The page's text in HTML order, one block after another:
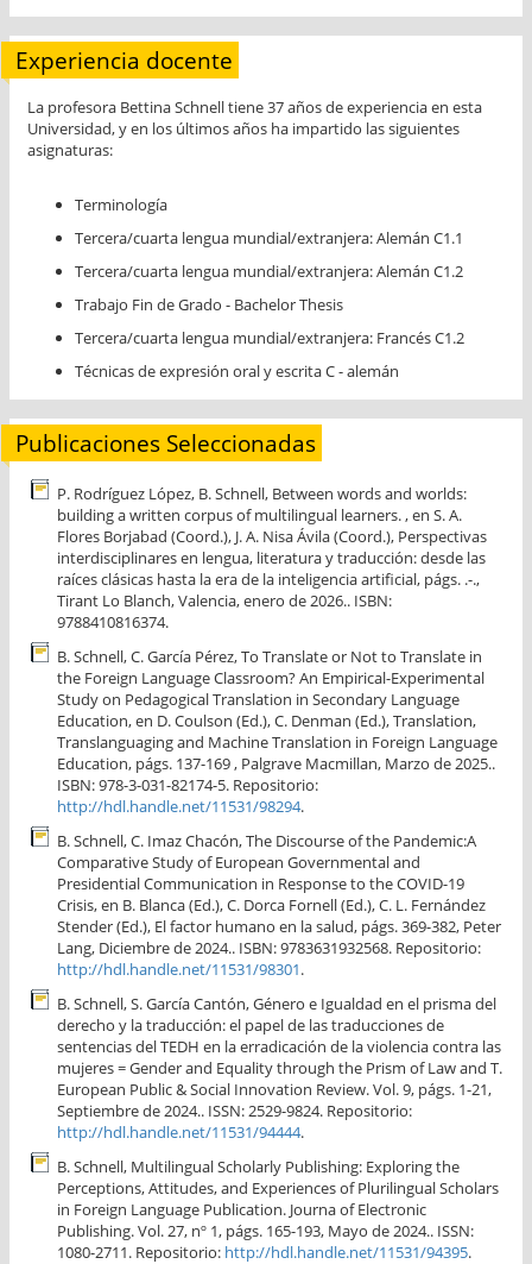
Experiencia docente
La profesora Bettina Schnell tiene 37 años de experiencia en esta
Universidad, y en los últimos años ha impartido las siguientes
asignaturas:
Terminología
Tercera/cuarta lengua mundial/extranjera: Alemán C1.1
Tercera/cuarta lengua mundial/extranjera: Alemán C1.2
Trabajo Fin de Grado - Bachelor Thesis
Tercera/cuarta lengua mundial/extranjera: Francés C1.2
Técnicas de expresión oral y escrita C - alemán
Publicaciones Seleccionadas
P. Rodríguez López, B. Schnell, Between words and worlds:
building a written corpus of multilingual learners. , en S. A.
Flores Borjabad (Coord.), J. A. Nisa Ávila (Coord.), Perspectivas
interdisciplinares en lengua, literatura y traducción: desde las
raíces clásicas hasta la era de la inteligencia artificial, págs. .-.,
Tirant Lo Blanch, Valencia, enero de 2026.. ISBN:
9788410816374.
B. Schnell, C. García Pérez, To Translate or Not to Translate in
the Foreign Language Classroom? An Empirical-Experimental
Study on Pedagogical Translation in Secondary Language
Education, en D. Coulson (Ed.), C. Denman (Ed.), Translation,
Translanguaging and Machine Translation in Foreign Language
Education, págs. 137-169 , Palgrave Macmillan, Marzo de 2025..
ISBN: 978-3-031-82174-5. Repositorio:
http://hdl.handle.net/11531/98294.
B. Schnell, C. Imaz Chacón, The Discourse of the Pandemic:A
Comparative Study of European Governmental and
Presidential Communication in Response to the COVID-19
Crisis, en B. Blanca (Ed.), C. Dorca Fornell (Ed.), C. L. Fernández
Stender (Ed.), El factor humano en la salud, págs. 369-382, Peter
Lang, Diciembre de 2024.. ISBN: 9783631932568. Repositorio:
http://hdl.handle.net/11531/98301.
B. Schnell, S. García Cantón, Género e Igualdad en el prisma del
derecho y la traducción: el papel de las traducciones de
sentencias del TEDH en la erradicación de la violencia contra las
mujeres = Gender and Equality through the Prism of Law and T.
European Public & Social Innovation Review. Vol. 9, págs. 1-21,
Septiembre de 2024.. ISSN: 2529-9824. Repositorio:
http://hdl.handle.net/11531/94444.
B. Schnell, Multilingual Scholarly Publishing: Exploring the
Perceptions, Attitudes, and Experiences of Plurilingual Scholars
in Foreign Language Publication. Journa of Electronic
Publishing. Vol. 27, nº 1, págs. 165-193, Mayo de 2024.. ISSN:
1080-2711. Repositorio: http://hdl.handle.net/11531/94395.